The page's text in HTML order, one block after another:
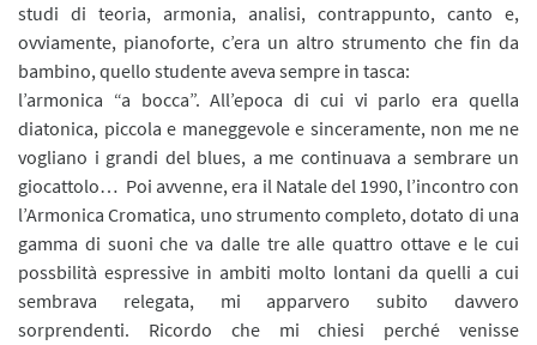
studi di teoria, armonia, analisi, contrappunto, canto e,
ovviamente, pianoforte, c’era un altro strumento che fin da
bambino, quello studente aveva sempre in tasca:
l’armonica “a bocca”. All’epoca di cui vi parlo era quella
diatonica, piccola e maneggevole e sinceramente, non me ne
vogliano i grandi del blues, a me continuava a sembrare un
giocattolo… Poi avvenne, era il Natale del 1990, l’incontro con
l’Armonica Cromatica, uno strumento completo, dotato di una
gamma di suoni che va dalle tre alle quattro ottave e le cui
possbilità espressive in ambiti molto lontani da quelli a cui
sembrava relegata, mi apparvero subito davvero
sorprendenti. Ricordo che mi chiesi perché venisse